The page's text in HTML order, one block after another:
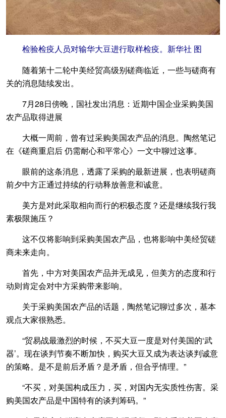
检验检疫人员对输华大豆进行取样检疫。新华社 图
随着第十二轮中美经贸高级别磋商临近，一些与磋商有
关的消息陆续发出。
7月28日傍晚，国社发出消息：近期中国企业采购美国
农产品取得进展
大概一周前，曾有过采购美国农产品的消息。陶然笔记
在《磋商重启后 仍需耐心和平常心》一文中聊过这事。
眼前的这条消息，透露了采购的最新进展，也表明磋商
前夕中方正通过持续的行动释放善意和诚意。
美方是对此采取相向而行的积极态度？还是继续我行我
素极限施压？
这不仅将影响到采购美国农产品，也将影响中美经贸磋
商未来走向。
首先，中方对美国农产品并无成见，但美方的态度和行
动则肯定会对中方采购带来影响。
关于采购美国农产品的话题，陶然笔记聊过多次，基本
观点大家很熟悉。
“贸易战最激烈的时候，不买大豆一度是对付美国的‘武
器’。现在谈判节奏不断加快，购买大豆又成为表达谈判诚意
的策略。是不是前后矛盾？是矛盾，但合乎情理。”
“不买，对美国构成压力，买，对国内无实质性伤害。采
购美国农产品是中国特有的谈判筹码。”